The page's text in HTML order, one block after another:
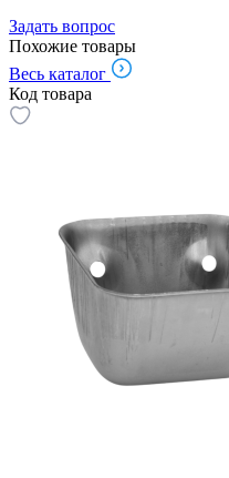
Задать вопрос
Похожие товары
Весь каталог
Код товара